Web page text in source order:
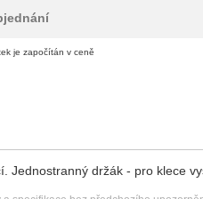
je započítán v ceně
Jednostranný držák - pro klece